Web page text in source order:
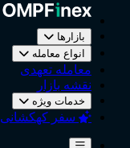
بازارها
انواع معامله
معامله تعهدی
نقشه بازار
خدمات ویژه
سفر کهکشانی